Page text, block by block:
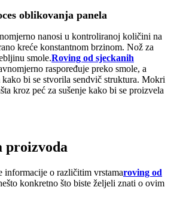
oblikovanja panela
nanosi u kontroliranoj količini na
kreće konstantnom brzinom. Nož za
smole.Roving od sjeckanih
raspoređuje preko smole, a
bi se stvorila sendvič struktura. Mokri
kroz peć za sušenje kako bi se proizvela
proizvoda
informacije o različitim vrstamaroving od
konkretno što biste željeli znati o ovim